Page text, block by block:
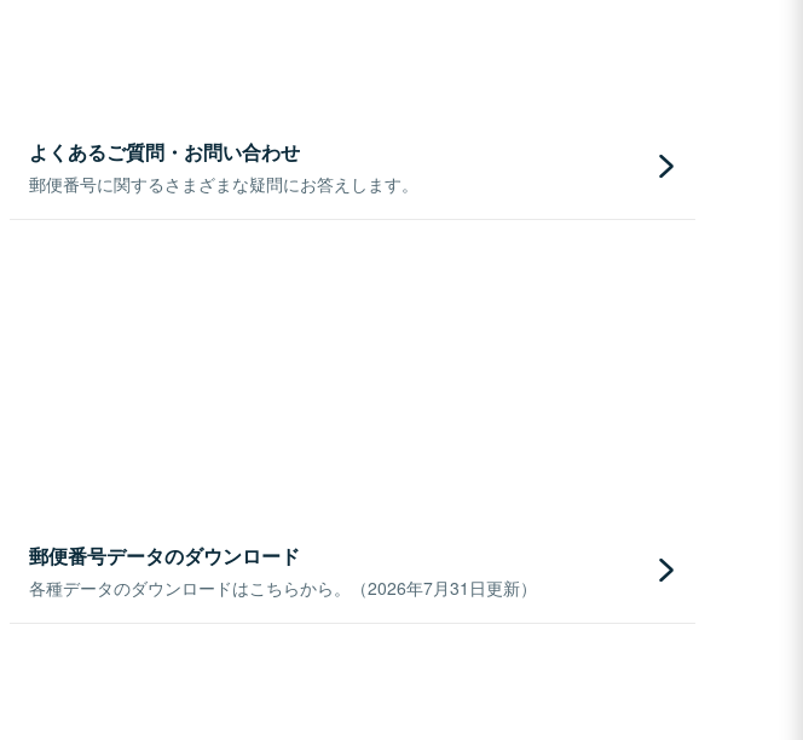
よくあるご質問・お問い合わせ
郵便番号に関するさまざまな疑問にお答えします。
郵便番号データのダウンロード
各種データのダウンロードはこちらから。（2026年7月31日更新）